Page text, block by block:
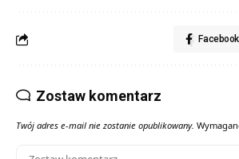
Facebook
Zostaw komentarz
Twój adres e-mail nie zostanie opublikowany.